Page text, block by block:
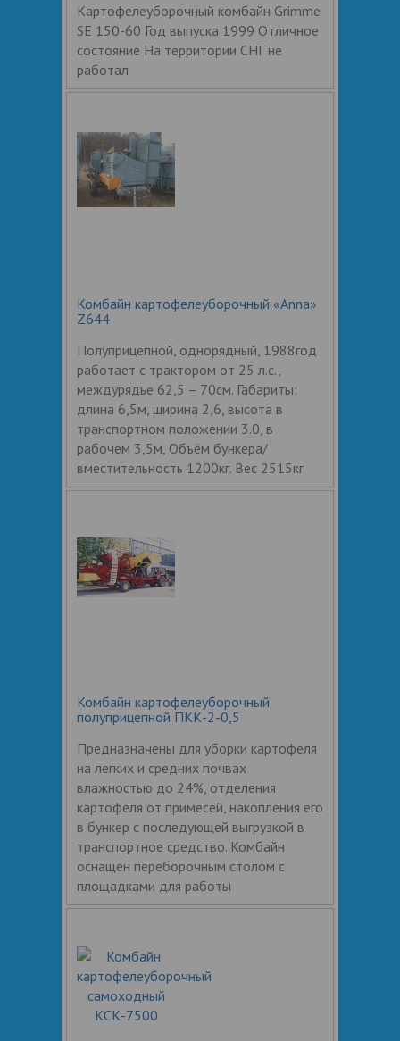
Картофелеуборочный комбайн Grimme
SE 150-60 Год выпуска 1999 Отличное
состояние На территории СНГ не
работал
Комбайн картофелеуборочный «Anna»
Z644
Полуприцепной, однорядный, 1988год
работает с трактором от 25 л.с.,
междурядье 62,5 – 70см. Габариты:
длина 6,5м, ширина 2,6, высота в
транспортном положении 3.0, в
рабочем 3,5м, Объём бункера/
вместительность 1200кг. Вес 2515кг
Комбайн картофелеуборочный
полуприцепной ПКК-2-0,5
Предназначены для уборки картофеля
на легких и средних почвах
влажностью до 24%, отделения
картофеля от примесей, накопления его
в бункер с последующей выгрузкой в
транспортное средство. Комбайн
оснащен переборочным столом с
площадками для работы